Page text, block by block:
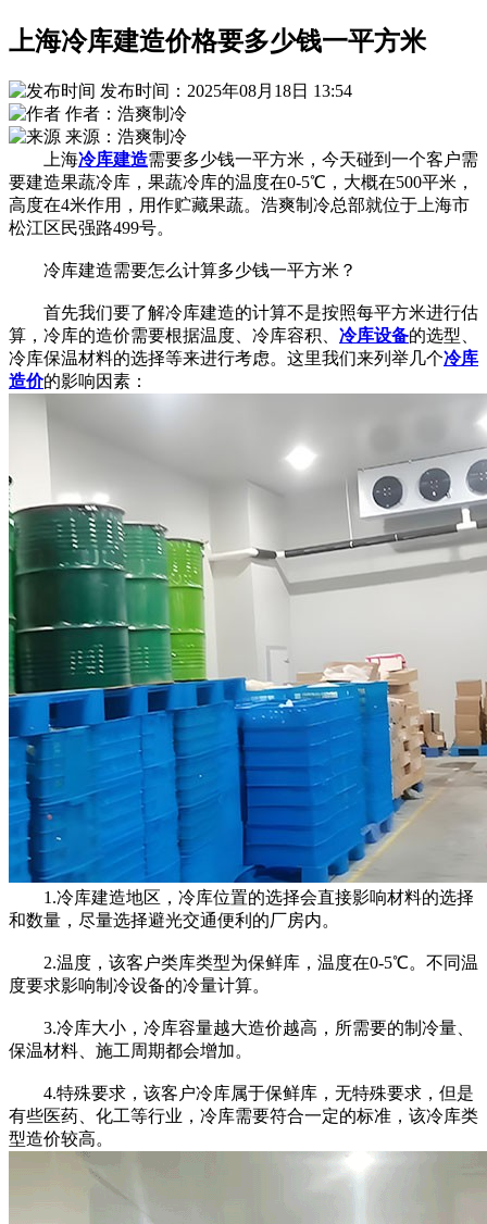
上海冷库建造价格要多少钱一平方米
发布时间：2025年08月18日 13:54
作者：浩爽制冷
来源：浩爽制冷
上海冷库建造需要多少钱一平方米，今天碰到一个客户需
要建造果蔬冷库，果蔬冷库的温度在0-5℃，大概在500平米，
高度在4米作用，用作贮藏果蔬。浩爽制冷总部就位于上海市
松江区民强路499号。
冷库建造需要怎么计算多少钱一平方米？
首先我们要了解冷库建造的计算不是按照每平方米进行估
算，冷库的造价需要根据温度、冷库容积、 冷库设备的选型、
冷库保温材料的选择等来进行考虑。这里我们来列举几个冷库
造价的影响因素：
1.冷库建造地区，冷库位置的选择会直接影响材料的选择
和数量，尽量选择避光交通便利的厂房内。
2.温度，该客户类库类型为保鲜库，温度在0-5℃。不同温
度要求影响制冷设备的冷量计算。
3.冷库大小，冷库容量越大造价越高，所需要的制冷量、
保温材料、施工周期都会增加。
4.特殊要求，该客户冷库属于保鲜库，无特殊要求，但是
有些医药、化工等行业，冷库需要符合一定的标准，该冷库类
型造价较高。